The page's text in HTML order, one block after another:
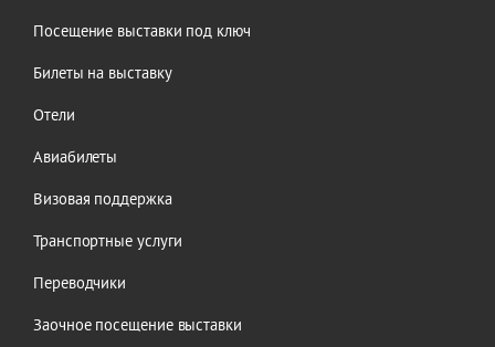
Посещение выставки под ключ
Билеты на выставку
Отели
Авиабилеты
Визовая поддержка
Транспортные услуги
Переводчики
Заочное посещение выставки